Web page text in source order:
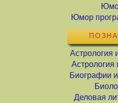
Юмор
Астрология
Астрология
Биографии
Деловая